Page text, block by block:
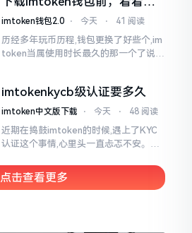
议
用户都咋说
imtoken钱包2.0 ⋅ 今天 ⋅ 41 阅读
历经多年玩币历程,钱包更换了好些个,im
token当属使用时长最久的那一个了说实
imtokenkycb级认证要多久
imtoken中文版下载 ⋅ 今天 ⋅ 48 阅读
近期在捣鼓imtoken的时候,遇上了KYC
认证这个事情,心里头一直忐忑不安。B
一番,也向几位玩币的朋友打听了下,大家
说的都不一样
点击查看更多